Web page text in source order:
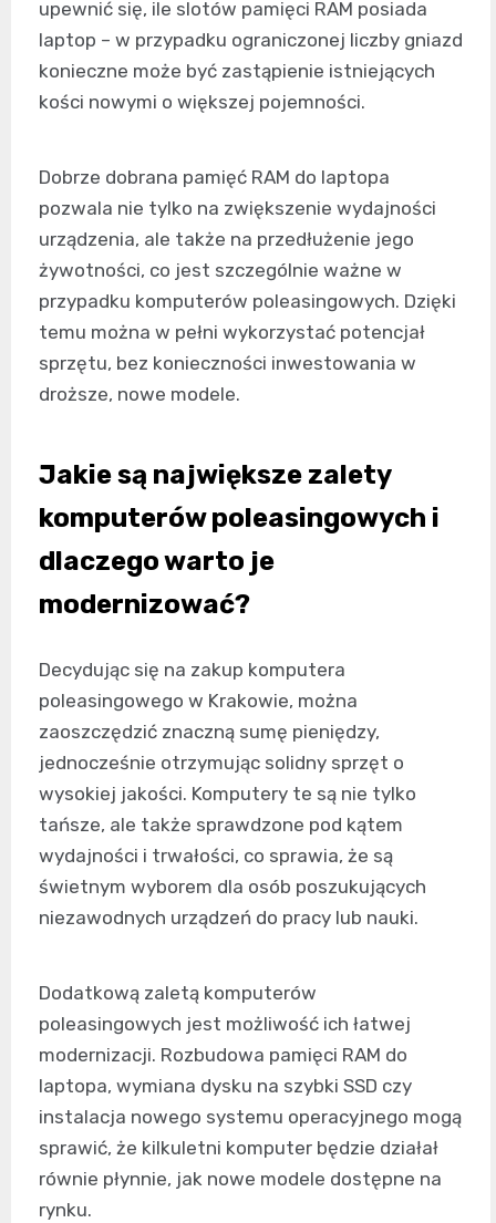
upewnić się, ile slotów pamięci RAM posiada
laptop – w przypadku ograniczonej liczby gniazd
konieczne może być zastąpienie istniejących
kości nowymi o większej pojemności.
Dobrze dobrana pamięć RAM do laptopa
pozwala nie tylko na zwiększenie wydajności
urządzenia, ale także na przedłużenie jego
żywotności, co jest szczególnie ważne w
przypadku komputerów poleasingowych. Dzięki
temu można w pełni wykorzystać potencjał
sprzętu, bez konieczności inwestowania w
droższe, nowe modele.
Jakie są największe zalety
komputerów poleasingowych i
dlaczego warto je
modernizować?
Decydując się na zakup komputera
poleasingowego w Krakowie, można
zaoszczędzić znaczną sumę pieniędzy,
jednocześnie otrzymując solidny sprzęt o
wysokiej jakości. Komputery te są nie tylko
tańsze, ale także sprawdzone pod kątem
wydajności i trwałości, co sprawia, że są
świetnym wyborem dla osób poszukujących
niezawodnych urządzeń do pracy lub nauki.
Dodatkową zaletą komputerów
poleasingowych jest możliwość ich łatwej
modernizacji. Rozbudowa pamięci RAM do
laptopa, wymiana dysku na szybki SSD czy
instalacja nowego systemu operacyjnego mogą
sprawić, że kilkuletni komputer będzie działał
równie płynnie, jak nowe modele dostępne na
rynku.